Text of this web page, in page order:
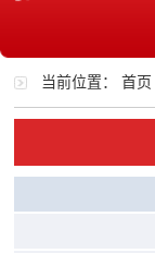
当前位置：首页